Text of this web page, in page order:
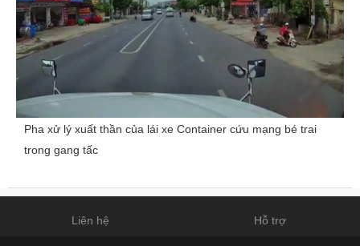
Pha xử lý xuất thần của lái xe Container cứu mạng bé trai
trong gang tấc
Liên hệ Hỗ trợ